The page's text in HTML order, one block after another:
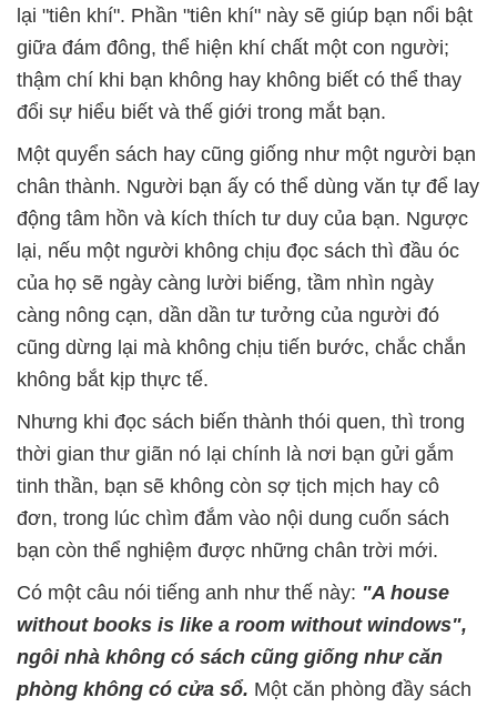
lại "tiên khí". Phần "tiên khí" này sẽ giúp bạn nổi bật
giữa đám đông, thể hiện khí chất một con người;
thậm chí khi bạn không hay không biết có thể thay
đổi sự hiểu biết và thế giới trong mắt bạn.
Một quyển sách hay cũng giống như một người bạn
chân thành. Người bạn ấy có thể dùng văn tự để lay
động tâm hồn và kích thích tư duy của bạn. Ngược
lại, nếu một người không chịu đọc sách thì đầu óc
của họ sẽ ngày càng lười biếng, tầm nhìn ngày
càng nông cạn, dần dần tư tưởng của người đó
cũng dừng lại mà không chịu tiến bước, chắc chắn
không bắt kịp thực tế.
Nhưng khi đọc sách biến thành thói quen, thì trong
thời gian thư giãn nó lại chính là nơi bạn gửi gắm
tinh thần, bạn sẽ không còn sợ tịch mịch hay cô
đơn, trong lúc chìm đắm vào nội dung cuốn sách
bạn còn thể nghiệm được những chân trời mới.
Có một câu nói tiếng anh như thế này: "A house
without books is like a room without windows",
ngôi nhà không có sách cũng giống như căn
phòng không có cửa sổ. Một căn phòng đầy sách